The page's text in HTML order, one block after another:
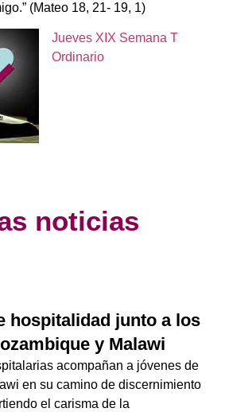
(Mateo 18, 21- 19, 1)
Jueves XIX Semana T
Ordinario
noticias
hospitalidad junto a los
y Malawi
acompañan a jóvenes de
en su camino de discernimiento
el carisma de la